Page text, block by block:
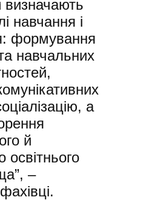
навчання і
формування
навчальних
а
й
освітнього
–